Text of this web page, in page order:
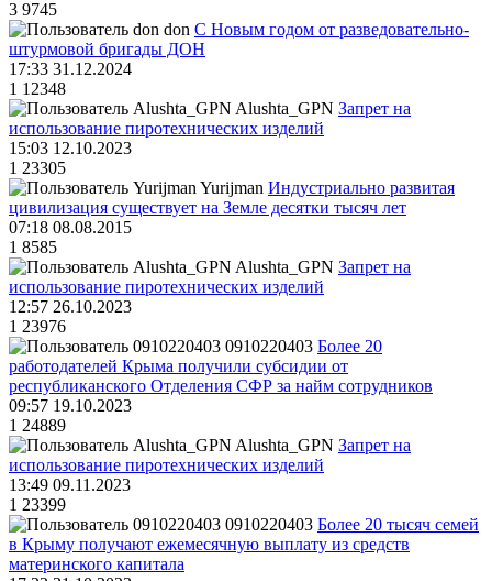
3 9745
don С Новым годом от разведовательно-
штурмовой бригады ДОН
17:33 31.12.2024
1 12348
Alushta_GPN Запрет на
использование пиротехнических изделий
15:03 12.10.2023
1 23305
Yurijman Индустриально развитая
цивилизация существует на Земле десятки тысяч лет
07:18 08.08.2015
1 8585
Alushta_GPN Запрет на
использование пиротехнических изделий
12:57 26.10.2023
1 23976
0910220403 Более 20
работодателей Крыма получили субсидии от
республиканского Отделения СФР за найм сотрудников
09:57 19.10.2023
1 24889
Alushta_GPN Запрет на
использование пиротехнических изделий
13:49 09.11.2023
1 23399
0910220403 Более 20 тысяч семей
в Крыму получают ежемесячную выплату из средств
материнского капитала